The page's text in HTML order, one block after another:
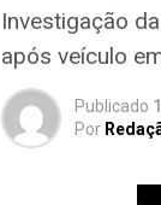
Investigação
após veículo
Publicado
Por